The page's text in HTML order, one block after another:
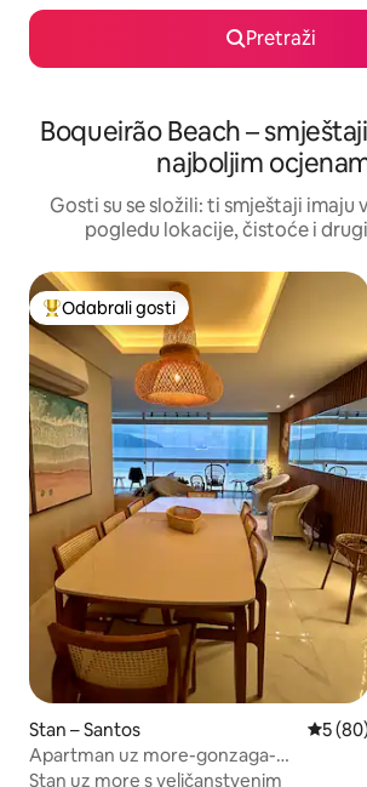
Pretraži
Boqueirão Beach –
najboljim
Gosti su se složili: ti smještaji imaju
pogledu lokacije, čistoće i
Među najviše rangiranima s oznakom
Odabrali gosti
Stan – Santos
5
Apartman uz more-gonzaga-
veličanstven pogled.
Stan uz more s veličanstvenim